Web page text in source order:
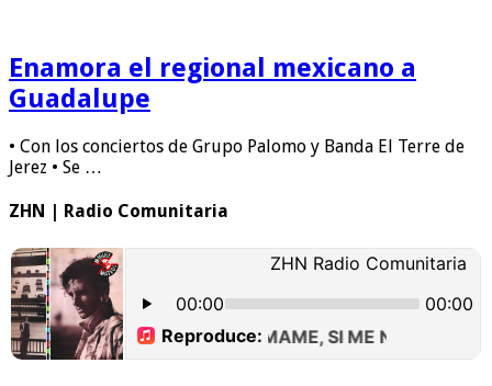
Enamora el regional mexicano a
Guadalupe
• Con los conciertos de Grupo Palomo y Banda El Terre de
Jerez • Se …
ZHN | Radio Comunitaria